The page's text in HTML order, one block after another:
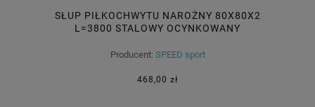
SŁUP PIŁKOCHWYTU NAROŻNY 80X80X2
L=3800 STALOWY OCYNKOWANY
Producent: SPEED sport
468,00 zł